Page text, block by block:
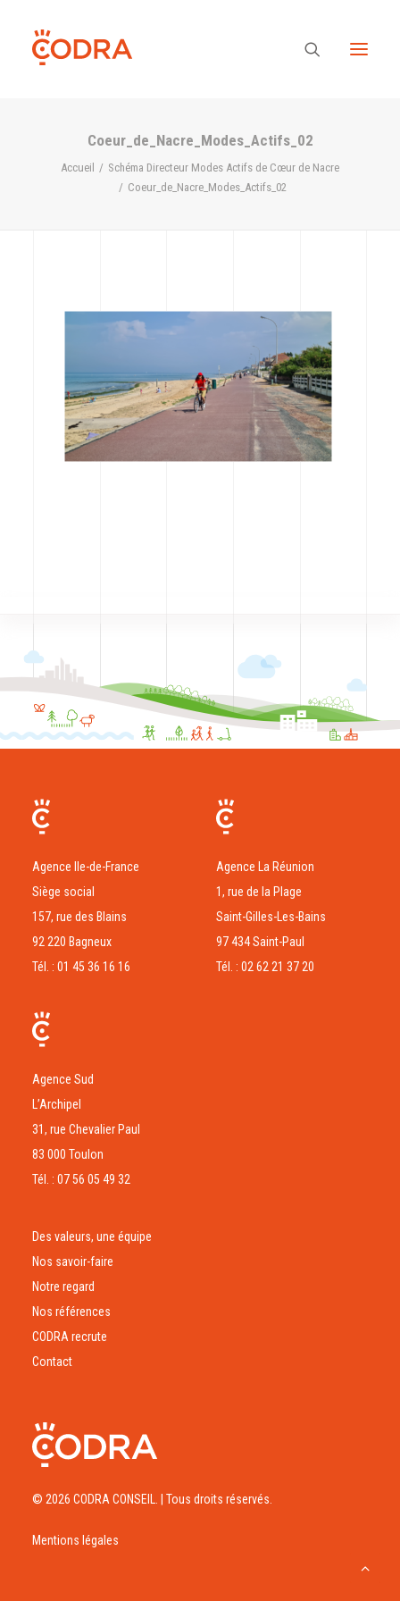
Des valeurs, une équipe
CODRA recrute
Contact
Coeur_de_Nacre_Modes_Actifs_02
Accueil
Schéma Directeur Modes Actifs de Cœur de Nacre
Coeur_de_Nacre_Modes_Actifs_02
Agence Ile-de-France
Siège social
157, rue des Blains
92 220 Bagneux
Tél. : 01 45 36 16 16
Agence La Réunion
1, rue de la Plage
Saint-Gilles-Les-Bains
97 434 Saint-Paul
Tél. : 02 62 21 37 20
Agence Sud
L’Archipel
31, rue Chevalier Paul
83 000 Toulon
Tél. : 07 56 05 49 32
Des valeurs, une équipe
Nos savoir-faire
Notre regard
Nos références
CODRA recrute
Contact
© 2026 CODRA CONSEIL. | Tous droits réservés.
Mentions légales